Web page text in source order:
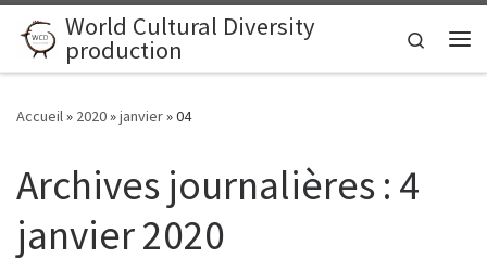
Skip to content
World Cultural Diversity
production
Search
Accueil» 2020»janvier»04
Archives journalières : 4
janvier 2020